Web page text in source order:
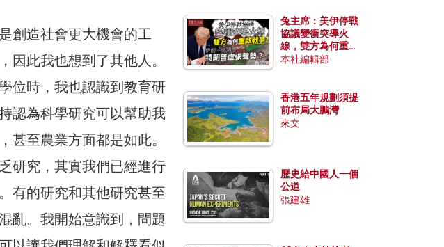
創造社會更大機會的工
因此我也想到了其他人。
位時，我也認識到教育研
認為科學研究可以幫助我
甚至農業方面都是如此。
研究，其實我們已經進行
有的研究和其他研究甚至
亂。我開始意識到，問題
兔主席：美伊停戰
協議變衝突導火
線，雙方為何重啟
戰爭？伊朗一早洞
本社編輯部
香港五年規劃須提
前布局大鵬灣
來文
歷史給中國人一個
公道
張建雄